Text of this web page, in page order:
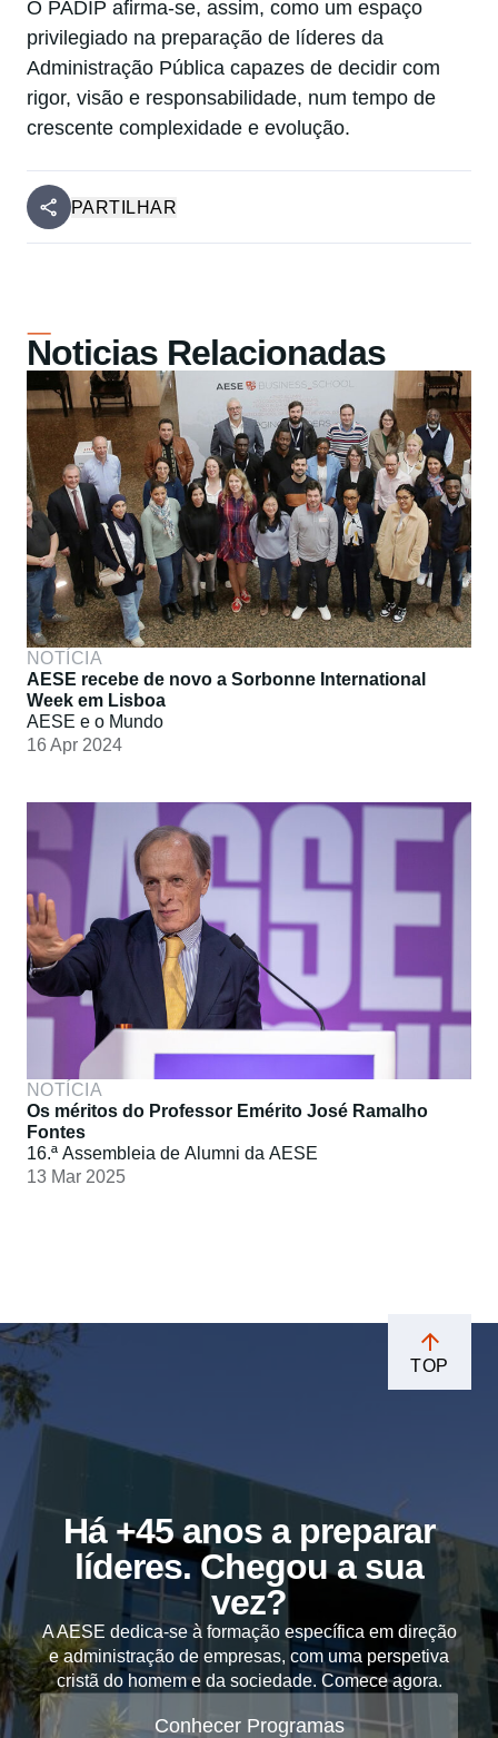
PARTILHAR
O PADIP afirma-se, assim, como um espaço
privilegiado na preparação de líderes da
Administração Pública capazes de decidir com
rigor, visão e responsabilidade, num tempo de
crescente complexidade e evolução.
Noticias Relacionadas
NOTÍCIA
AESE recebe de novo a Sorbonne International
Week em Lisboa
AESE e o Mundo
16 Apr 2024
NOTÍCIA
Os méritos do Professor Emérito José Ramalho
Fontes
16.ª Assembleia de Alumni da AESE
13 Mar 2025
TOP
Há +45 anos a preparar
líderes. Chegou a sua
vez?
A AESE dedica-se à formação específica em direção
e administração de empresas, com uma perspetiva
cristã do homem e da sociedade. Comece agora.
Conhecer Programas